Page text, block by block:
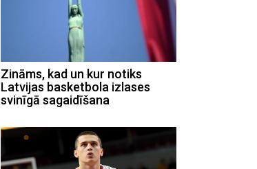
Zināms, kad un kur notiks
Latvijas basketbola izlases
svinīgā sagaidīšana